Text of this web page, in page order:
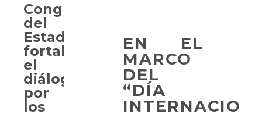
EN EL
MARCO
DEL
“DÍA
Congreso
del
Estado
fortalece
el
diálogo
por
los